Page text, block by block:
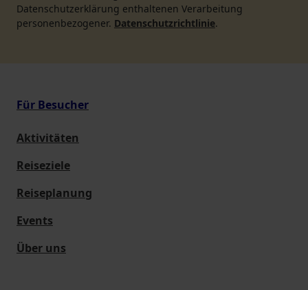
Datenschutzerklärung enthaltenen Verarbeitung
personenbezogener. Datenschutzrichtlinie.
Für Besucher
Aktivitäten
Reiseziele
Reiseplanung
Events
Über uns